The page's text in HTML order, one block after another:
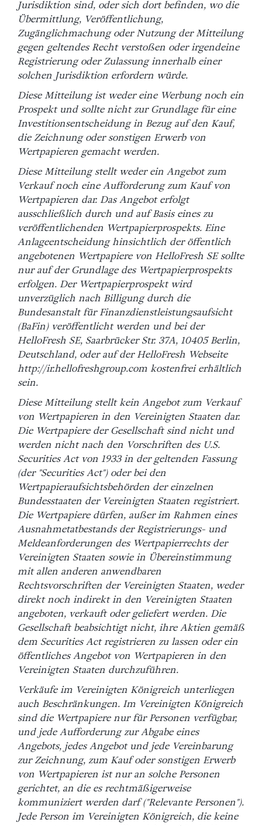
Jurisdiktion sind, oder sich dort befinden, wo die
Übermittlung, Veröffentlichung,
Zugänglichmachung oder Nutzung der Mitteilung
gegen geltendes Recht verstoßen oder irgendeine
Registrierung oder Zulassung innerhalb einer
solchen Jurisdiktion erfordern würde.
Diese Mitteilung ist weder eine Werbung noch ein
Prospekt und sollte nicht zur Grundlage für eine
Investitionsentscheidung in Bezug auf den Kauf,
die Zeichnung oder sonstigen Erwerb von
Wertpapieren gemacht werden.
Diese Mitteilung stellt weder ein Angebot zum
Verkauf noch eine Aufforderung zum Kauf von
Wertpapieren dar. Das Angebot erfolgt
ausschließlich durch und auf Basis eines zu
veröffentlichenden Wertpapierprospekts. Eine
Anlageentscheidung hinsichtlich der öffentlich
angebotenen Wertpapiere von HelloFresh SE sollte
nur auf der Grundlage des Wertpapierprospekts
erfolgen. Der Wertpapierprospekt wird
unverzüglich nach Billigung durch die
Bundesanstalt für Finanzdienstleistungsaufsicht
(BaFin) veröffentlicht werden und bei der
HelloFresh SE, Saarbrücker Str. 37A, 10405 Berlin,
Deutschland, oder auf der HelloFresh Webseite
http://ir.hellofreshgroup.com kostenfrei erhältlich
sein.
Diese Mitteilung stellt kein Angebot zum Verkauf
von Wertpapieren in den Vereinigten Staaten dar.
Die Wertpapiere der Gesellschaft sind nicht und
werden nicht nach den Vorschriften des U.S.
Securities Act von 1933 in der geltenden Fassung
(der "Securities Act") oder bei den
Wertpapieraufsichtsbehörden der einzelnen
Bundesstaaten der Vereinigten Staaten registriert.
Die Wertpapiere dürfen, außer im Rahmen eines
Ausnahmetatbestands der Registrierungs- und
Meldeanforderungen des Wertpapierrechts der
Vereinigten Staaten sowie in Übereinstimmung
mit allen anderen anwendbaren
Rechtsvorschriften der Vereinigten Staaten, weder
direkt noch indirekt in den Vereinigten Staaten
angeboten, verkauft oder geliefert werden. Die
Gesellschaft beabsichtigt nicht, ihre Aktien gemäß
dem Securities Act registrieren zu lassen oder ein
öffentliches Angebot von Wertpapieren in den
Vereinigten Staaten durchzuführen.
Verkäufe im Vereinigten Königreich unterliegen
auch Beschränkungen. Im Vereinigten Königreich
sind die Wertpapiere nur für Personen verfügbar,
und jede Aufforderung zur Abgabe eines
Angebots, jedes Angebot und jede Vereinbarung
zur Zeichnung, zum Kauf oder sonstigen Erwerb
von Wertpapieren ist nur an solche Personen
gerichtet, an die es rechtmäßigerweise
kommuniziert werden darf ("Relevante Personen").
Jede Person im Vereinigten Königreich, die keine